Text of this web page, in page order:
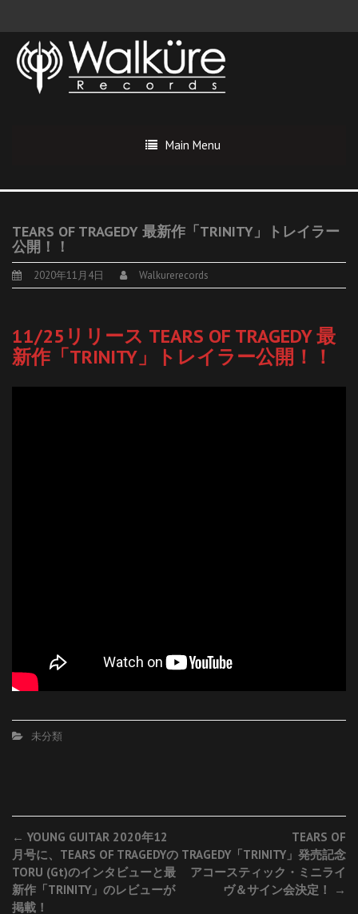
Main Menu
TEARS OF TRAGEDY 最新作「TRINITY」トレイラー
公開！！
2020年11月4日 Walkurerecords
11/25リリース TEARS OF TRAGEDY 最
新作「TRINITY」トレイラー公開！！
未分類
Post
navigation
← YOUNG GUITAR 2020年12
月号に、TEARS OF TRAGEDYの
TORU (Gt)のインタビューと最
新作「TRINITY」のレビューが
掲載！
TEARS OF
TRAGEDY「TRINITY」発売記念
アコースティック・ミニライ
ヴ＆サイン会決定！
→